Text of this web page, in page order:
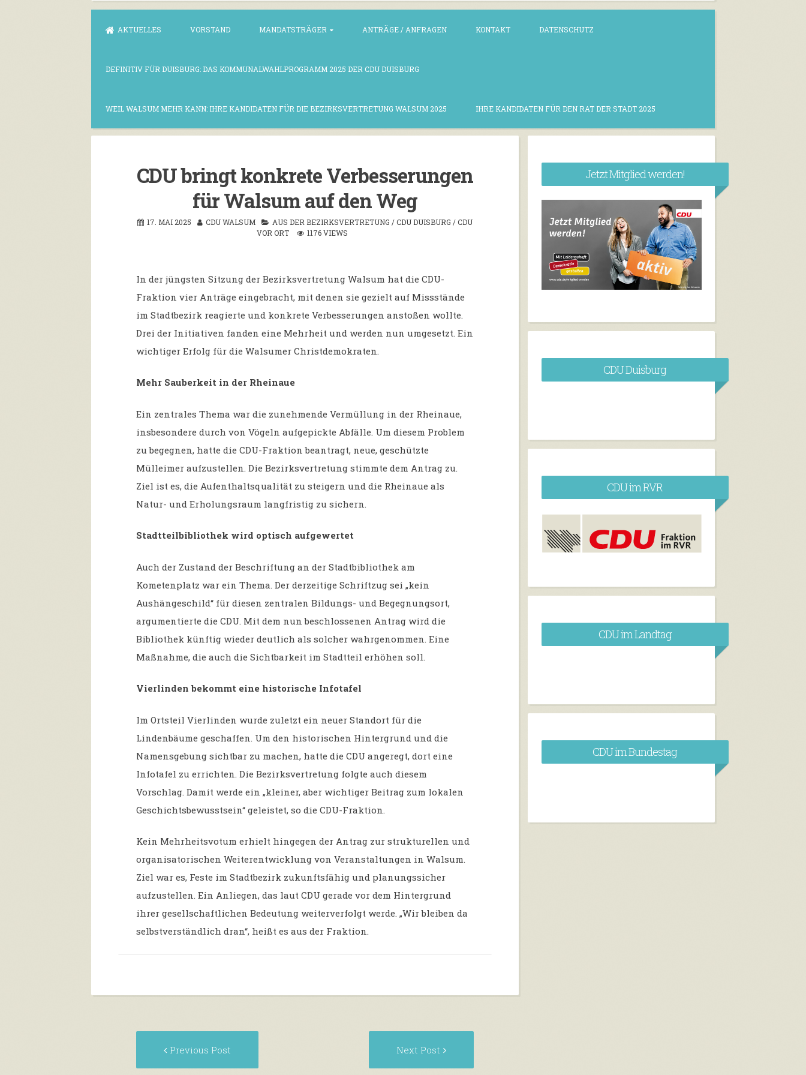
AKTUELLES VORSTAND MANDATSTRÄGER ANTRÄGE / ANFRAGEN KONTAKT DATENSCHUTZ
DEFINITIV FÜR DUISBURG: DAS KOMMUNALWAHLPROGRAMM 2025 DER CDU DUISBURG
WEIL WALSUM MEHR KANN: IHRE KANDIDATEN FÜR DIE BEZIRKSVERTRETUNG WALSUM 2025 IHRE KANDIDATEN FÜR DEN RAT DER STADT 2025
CDU bringt konkrete Verbesserungen
für Walsum auf den Weg
17. MAI 2025 CDU WALSUM AUS DER BEZIRKSVERTRETUNG /CDU DUISBURG /CDU
VOR ORT
1176 VIEWS
In der jüngsten Sitzung der Bezirksvertretung Walsum hat die CDU-
Fraktion vier Anträge eingebracht, mit denen sie gezielt auf Missstände
im Stadtbezirk reagierte und konkrete Verbesserungen anstoßen wollte.
Drei der Initiativen fanden eine Mehrheit und werden nun umgesetzt. Ein
wichtiger Erfolg für die Walsumer Christdemokraten.
Mehr Sauberkeit in der Rheinaue
Ein zentrales Thema war die zunehmende Vermüllung in der Rheinaue,
insbesondere durch von Vögeln aufgepickte Abfälle. Um diesem Problem
zu begegnen, hatte die CDU-Fraktion beantragt, neue, geschützte
Mülleimer aufzustellen. Die Bezirksvertretung stimmte dem Antrag zu.
Ziel ist es, die Aufenthaltsqualität zu steigern und die Rheinaue als
Natur- und Erholungsraum langfristig zu sichern.
Stadtteilbibliothek wird optisch aufgewertet
Auch der Zustand der Beschriftung an der Stadtbibliothek am
Kometenplatz war ein Thema. Der derzeitige Schriftzug sei „kein
Aushängeschild“ für diesen zentralen Bildungs- und Begegnungsort,
argumentierte die CDU. Mit dem nun beschlossenen Antrag wird die
Bibliothek künftig wieder deutlich als solcher wahrgenommen. Eine
Maßnahme, die auch die Sichtbarkeit im Stadtteil erhöhen soll.
Vierlinden bekommt eine historische Infotafel
Im Ortsteil Vierlinden wurde zuletzt ein neuer Standort für die
Lindenbäume geschaffen. Um den historischen Hintergrund und die
Namensgebung sichtbar zu machen, hatte die CDU angeregt, dort eine
Infotafel zu errichten. Die Bezirksvertretung folgte auch diesem
Vorschlag. Damit werde ein „kleiner, aber wichtiger Beitrag zum lokalen
Geschichtsbewusstsein“ geleistet, so die CDU-Fraktion.
Kein Mehrheitsvotum erhielt hingegen der Antrag zur strukturellen und
organisatorischen Weiterentwicklung von Veranstaltungen in Walsum.
Ziel war es, Feste im Stadtbezirk zukunftsfähig und planungssicher
aufzustellen. Ein Anliegen, das laut CDU gerade vor dem Hintergrund
ihrer gesellschaftlichen Bedeutung weiterverfolgt werde. „Wir bleiben da
selbstverständlich dran“, heißt es aus der Fraktion.
navigation
Previous Post Next Post
Jetzt Mitglied werden!
CDU Duisburg
CDU im RVR
CDU im Landtag
CDU im Bundestag